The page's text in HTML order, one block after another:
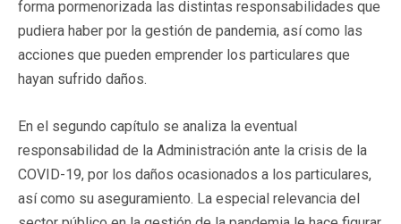
forma pormenorizada las distintas responsabilidades que
pudiera haber por la gestión de pandemia, así como las
acciones que pueden emprender los particulares que
hayan sufrido daños.
En el segundo capítulo se analiza la eventual
responsabilidad de la Administración ante la crisis de la
COVID-19, por los daños ocasionados a los particulares,
así como su aseguramiento. La especial relevancia del